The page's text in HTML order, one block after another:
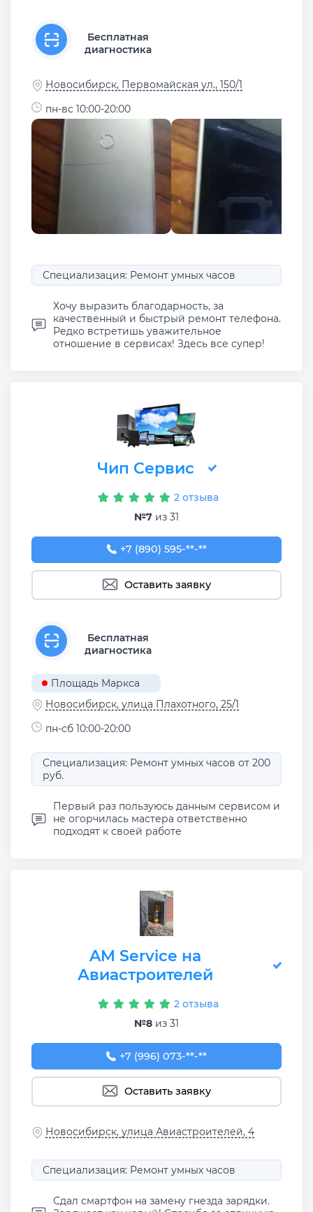
Бесплатная
диагностика
Новосибирск, Первомайская ул., 150/1
пн-вс 10:00-20:00
Специализация: Ремонт умных часов
Хочу выразить благодарность, за
качественный и быстрый ремонт телефона.
Редко встретишь уважительное
отношение в сервисах! Здесь все супер!
Чип Сервис
2 отзыва
№7 из 31
+7 (890) 595-98-88
+7 (890) 595-**-**
Оставить заявку
Бесплатная
диагностика
Площадь Маркса
Новосибирск, улица Плахотного, 25/1
пн-сб 10:00-20:00
Специализация: Ремонт умных часов от 200
руб.
Первый раз пользуюсь данным сервисом и
не огорчилась мастера ответственно
подходят к своей работе
AM Service на
Авиастроителей
2 отзыва
№8 из 31
+7 (996) 073-00-25
+7 (996) 073-**-**
Оставить заявку
Новосибирск, улица Авиастроителей, 4
Специализация: Ремонт умных часов
Сдал смартфон на замену гнезда зарядки.